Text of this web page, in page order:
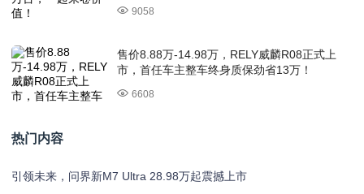
9058
售价8.88万-14.98万，RELY威麟R08正式上
市，首任车主整车终身质保劲省13万！
6608
热门内容
引领未来，问界新M7 Ultra 28.98万起震撼上市